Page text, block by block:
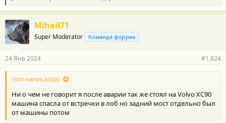
л
а
г
о
д
а
н
о
с
и
:
Mihail71
Super Moderator Команда форума
24 Янв 2024 #1.824
ssm написал(а):
Ни о чем не говорит я после аварии так же стоял на Volvo XC90
машина спасла от встречки в лоб но задний мост отдельно был
от машины потом